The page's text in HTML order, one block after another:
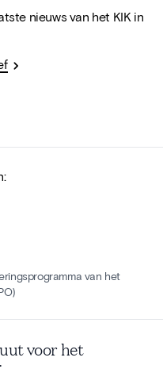
nieuws van het KIK in
van het
voor het